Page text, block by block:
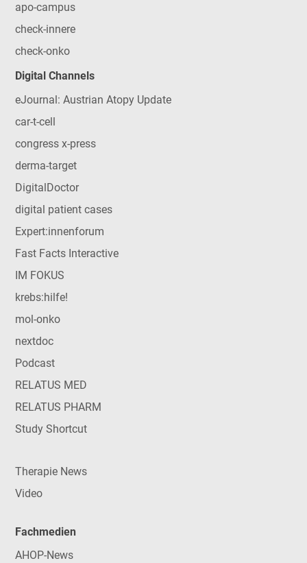
apo-campus
check-innere
check-onko
Digital Channels
eJournal: Austrian Atopy Update
car-t-cell
congress x-press
derma-target
DigitalDoctor
digital patient cases
Expert:innenforum
Fast Facts Interactive
IM FOKUS
krebs:hilfe!
mol-onko
nextdoc
Podcast
RELATUS MED
RELATUS PHARM
Study Shortcut
Therapie News
Video
Fachmedien
AHOP-News